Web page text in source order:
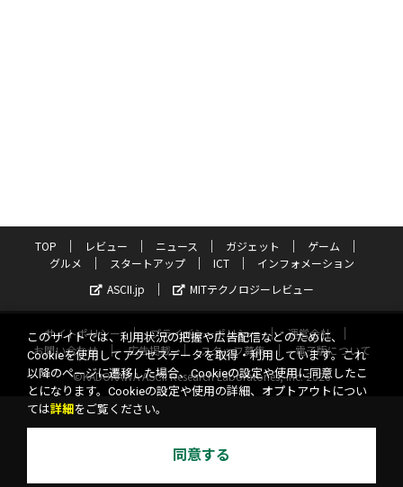
TOP レビュー ニュース ガジェット
ゲーム
グルメ
スタートアップ ICT
インフォメーション
ASCII.jp
MITテクノロジーレビュー
サイトポリシー プライバシーポリシー
運営会社
お問い合わせ
広告掲載 スタッフ募集
電子版について
©KADOKAWA ASCII Research Laboratories, Inc. 2026
このサイトでは、利用状況の把握や広告配信などのために、
Cookieを使用してアクセスデータを取得・利用しています。これ
以降のページに遷移した場合、Cookieの設定や使用に同意したこ
とになります。Cookieの設定や使用の詳細、オプトアウトについ
ては詳細 をご覧ください。
同意する